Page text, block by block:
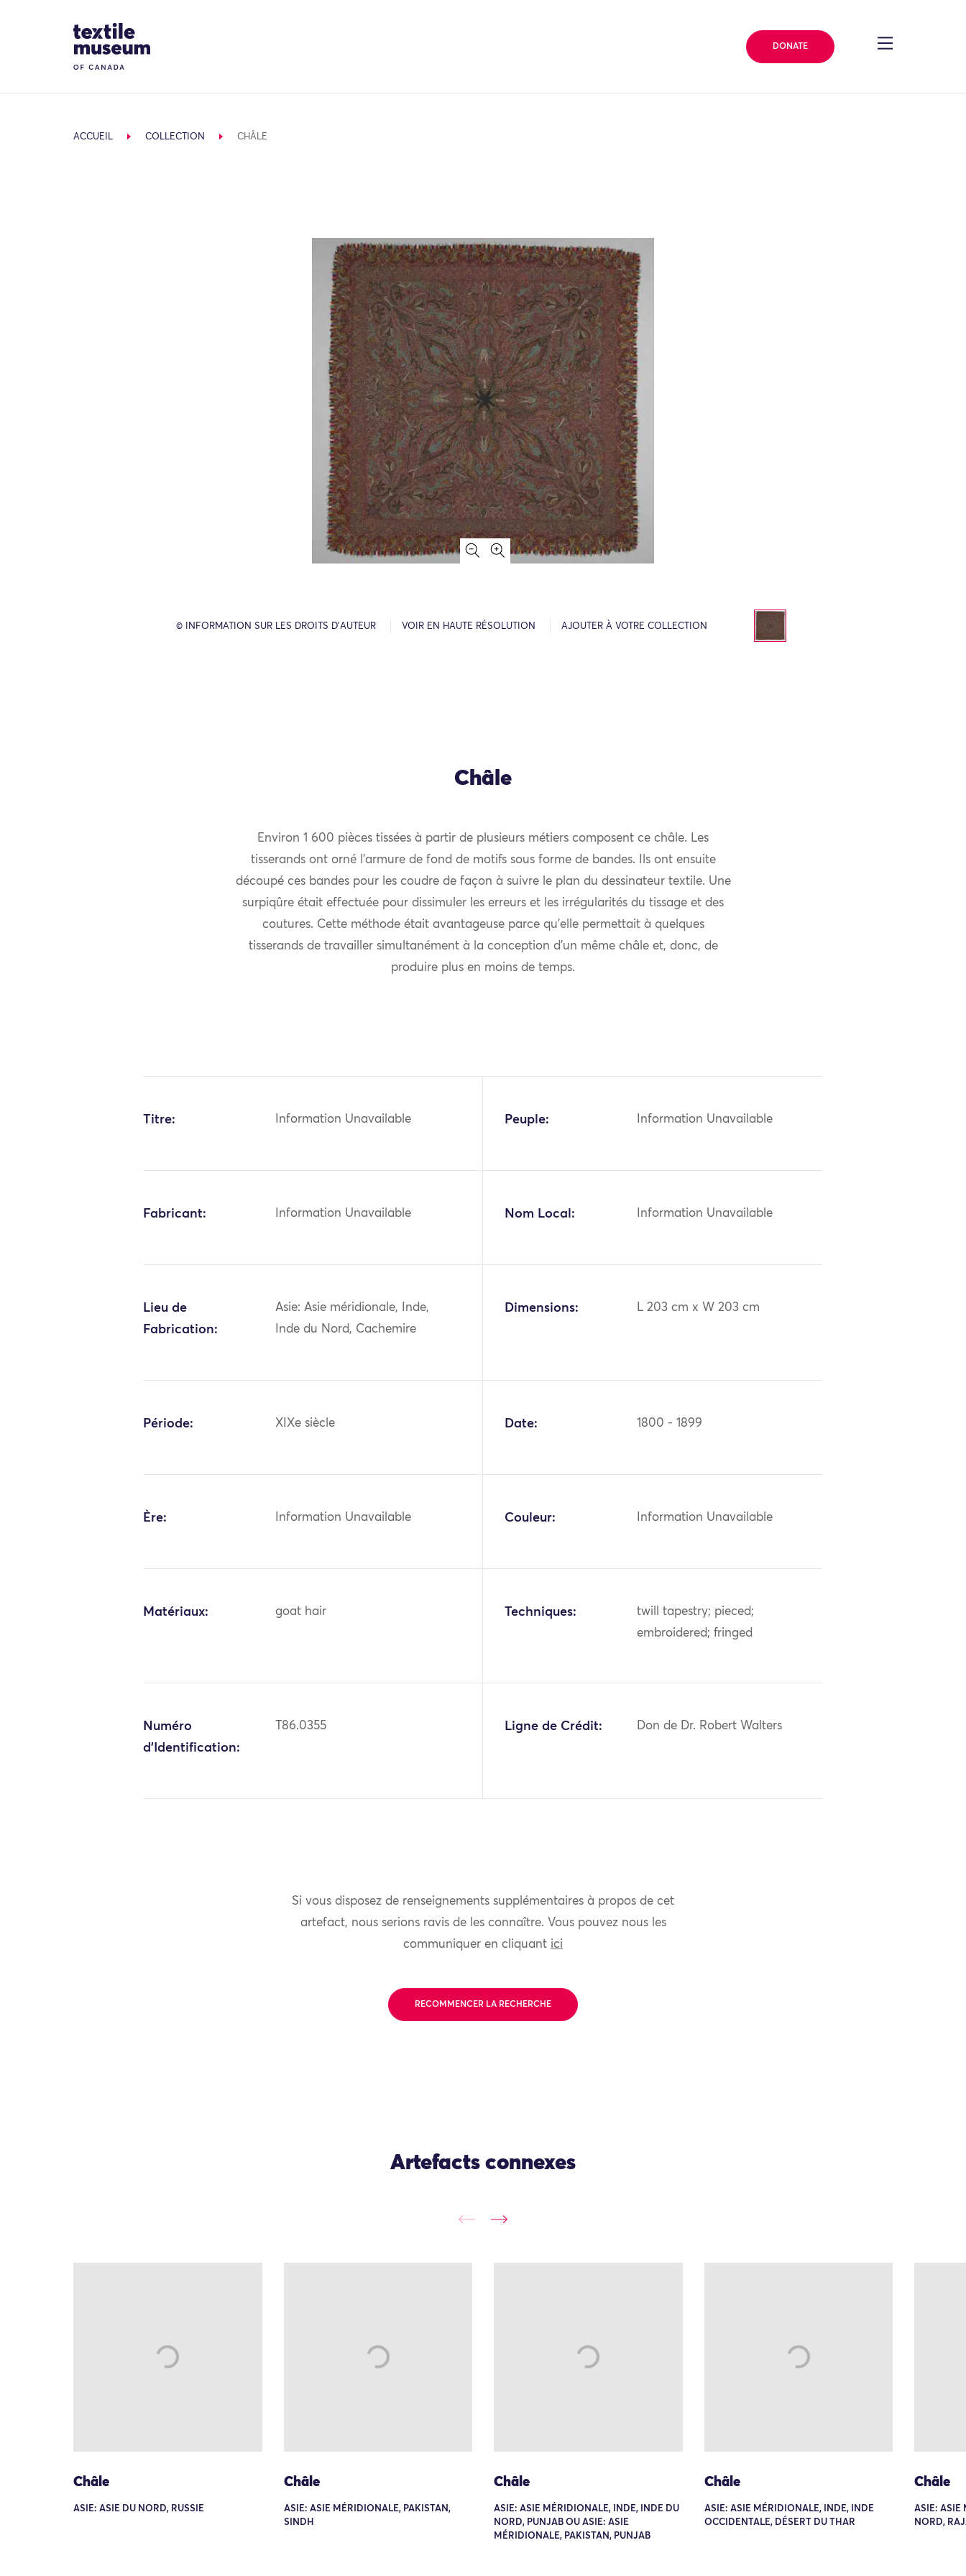
Site Logo
DONATE
ACCUEIL COLLECTION CHÂLE
© INFORMATION SUR LES DROITS D’AUTEUR VOIR EN HAUTE RÉSOLUTION AJOUTER À VOTRE COLLECTION
Châle
Environ 1 600 pièces tissées à partir de plusieurs métiers composent ce châle. Les
tisserands ont orné l’armure de fond de motifs sous forme de bandes. Ils ont ensuite
découpé ces bandes pour les coudre de façon à suivre le plan du dessinateur textile. Une
surpiqûre était effectuée pour dissimuler les erreurs et les irrégularités du tissage et des
coutures. Cette méthode était avantageuse parce qu’elle permettait à quelques
tisserands de travailler simultanément à la conception d’un même châle et, donc, de
produire plus en moins de temps.
Titre: Information Unavailable Peuple: Information Unavailable
Fabricant: Information Unavailable Nom Local: Information Unavailable
Lieu de
Fabrication:
Asie: Asie méridionale, Inde,
Inde du Nord, Cachemire
Dimensions: L 203 cm x W 203 cm
Période: XIXe siècle Date: 1800 - 1899
Ère: Information Unavailable Couleur: Information Unavailable
Matériaux: goat hair Techniques:
twill tapestry; pieced;
embroidered; fringed
Numéro
d'Identification:
T86.0355 Ligne de Crédit: Don de Dr. Robert Walters
Si vous disposez de renseignements supplémentaires à propos de cet
artefact, nous serions ravis de les connaître. Vous pouvez nous les
communiquer en cliquant ici
RECOMMENCER LA RECHERCHE
Artefacts connexes
Châle
ASIE: ASIE DU NORD, RUSSIE
Châle
ASIE: ASIE MÉRIDIONALE, PAKISTAN,
SINDH
Châle
ASIE: ASIE MÉRIDIONALE, INDE, INDE DU
NORD, PUNJAB OU ASIE: ASIE
MÉRIDIONALE, PAKISTAN, PUNJAB
Châle
ASIE: ASIE MÉRIDIONALE, INDE, INDE
OCCIDENTALE, DÉSERT DU THAR
Châle
ASIE: ASIE
NORD,